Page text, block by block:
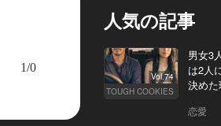
1/0
人気の記事
Vol.74
TOUGH COOKIES
男女3
は2人
決めた
恋愛